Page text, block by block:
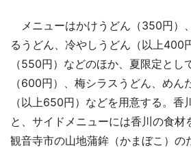
メニューはかけうどん（350円）
るうどん、冷やしうどん（以上400
（550円）などのほか、夏限定とし
（600円）、梅シラスうどん、めん
（以上650円）などを用意する。香
と、サイドメニューには香川の食材
観音寺市の山地蒲鉾（かまぼこ）の